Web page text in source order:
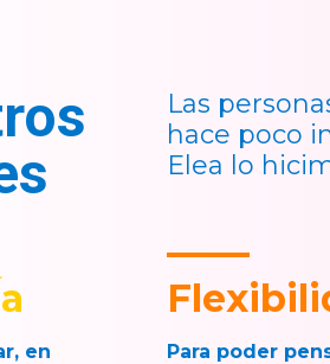
Las
hace poco
Elea lo
en
Para poder